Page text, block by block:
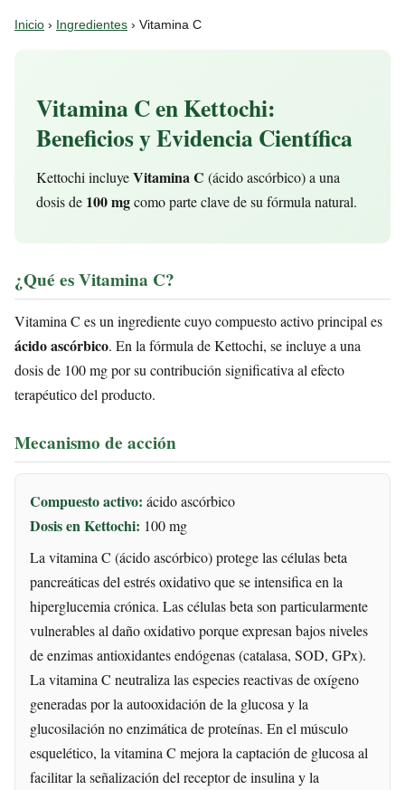
Inicio › Ingredientes › Vitamina C
Vitamina C en Kettochi:
Beneficios y Evidencia Científica
Kettochi incluyeVitamina C (ácido ascórbico) a una
dosis de 100 mgcomo parte clave de su fórmula natural.
¿Qué es Vitamina C?
Vitamina C es un ingrediente cuyo compuesto activo principal es
ácido ascórbico. En la fórmula de Kettochi, se incluye a una
dosis de 100 mg por su contribución significativa al efecto
terapéutico del producto.
Mecanismo de acción
Compuesto activo: ácido ascórbico
Dosis en Kettochi: 100 mg
La vitamina C (ácido ascórbico) protege las células beta
pancreáticas del estrés oxidativo que se intensifica en la
hiperglucemia crónica. Las células beta son particularmente
vulnerables al daño oxidativo porque expresan bajos niveles
de enzimas antioxidantes endógenas (catalasa, SOD, GPx).
La vitamina C neutraliza las especies reactivas de oxígeno
generadas por la autooxidación de la glucosa y la
glucosilación no enzimática de proteínas. En el músculo
esquelético, la vitamina C mejora la captación de glucosa al
facilitar la señalización del receptor de insulina y la